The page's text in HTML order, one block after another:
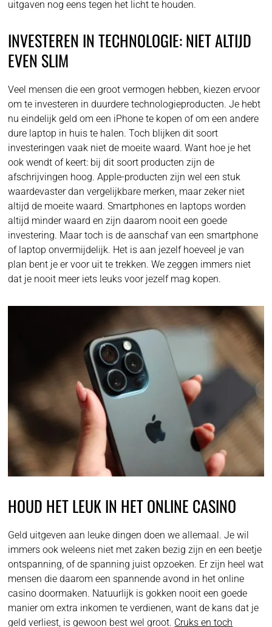
uitgaven nog eens tegen het licht te houden.
INVESTEREN IN TECHNOLOGIE: NIET ALTIJD
EVEN SLIM
Veel mensen die een groot vermogen hebben, kiezen ervoor
om te investeren in duurdere technologieproducten. Je hebt
nu eindelijk geld om een iPhone te kopen of om een andere
dure laptop in huis te halen. Toch blijken dit soort
investeringen vaak niet de moeite waard. Want hoe je het
ook wendt of keert: bij dit soort producten zijn de
afschrijvingen hoog. Apple-producten zijn wel een stuk
waardevaster dan vergelijkbare merken, maar zeker niet
altijd de moeite waard. Smartphones en laptops worden
altijd minder waard en zijn daarom nooit een goede
investering. Maar toch is de aanschaf van een smartphone
of laptop onvermijdelijk. Het is aan jezelf hoeveel je van
plan bent je er voor uit te trekken. We zeggen immers niet
dat je nooit meer iets leuks voor jezelf mag kopen.
HOUD HET LEUK IN HET ONLINE CASINO
Geld uitgeven aan leuke dingen doen we allemaal. Je wil
immers ook weleens niet met zaken bezig zijn en een beetje
ontspanning, of de spanning juist opzoeken. Er zijn heel wat
mensen die daarom een spannende avond in het online
casino doormaken. Natuurlijk is gokken nooit een goede
manier om extra inkomen te verdienen, want de kans dat je
geld verliest, is gewoon best wel groot. Cruks en toch